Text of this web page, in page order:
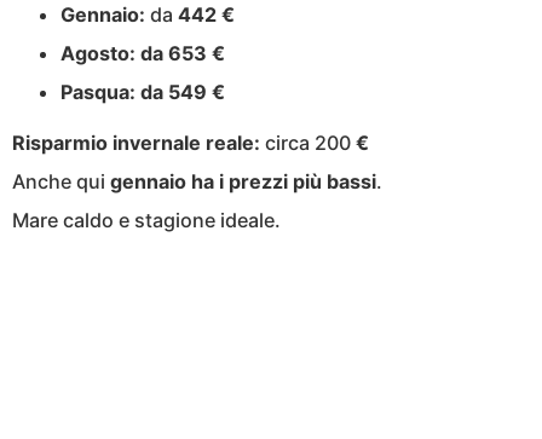
Gennaio: da 442 €
Agosto: da 653 €
Pasqua: da 549 €
Risparmio invernale reale: circa 200 €
Anche qui gennaio ha i prezzi più bassi.
Mare caldo e stagione ideale.